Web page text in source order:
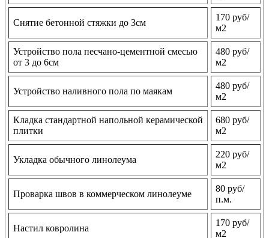
Снятие бетонной стяжки до 3см
170 руб/
м2
Устройство пола песчано-цементной смесью
от 3 до 6см
480 руб/
м2
Устройство наливного пола по маякам
480 руб/
м2
Кладка стандартной напольной керамической
плитки
680 руб/
м2
Укладка обычного линолеума
220 руб/
м2
Проварка швов в коммерческом линолеуме
80 руб/
п.м.
Настил ковролина
170 руб/
м2